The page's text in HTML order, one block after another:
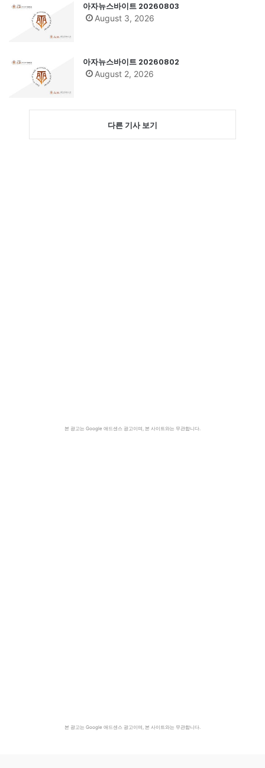
아자뉴스바이트 20260803
August 3, 2026
아자뉴스바이트 20260802
August 2, 2026
다른 기사 보기
본 광고는 Google 애드센스 광고이며, 본 사이트와는 무관합니다.
본 광고는 Google 애드센스 광고이며, 본 사이트와는 무관합니다.